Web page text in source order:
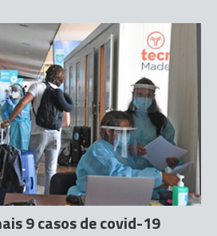
9 casos de covid-19